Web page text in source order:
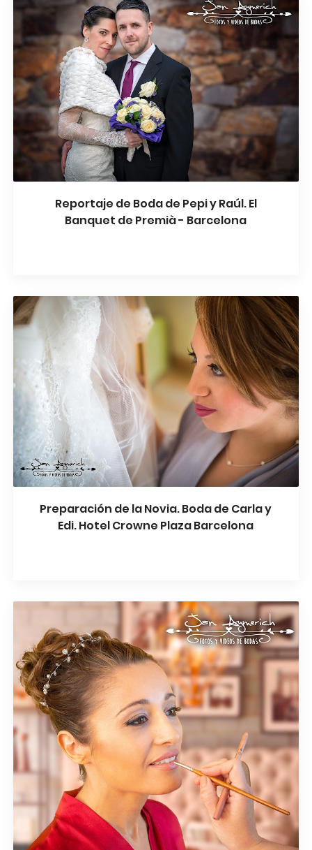
Reportaje de Boda de Pepi y Raúl. El
Banquet de Premià - Barcelona
Preparación de la Novia. Boda de Carla y
Edi. Hotel Crowne Plaza Barcelona